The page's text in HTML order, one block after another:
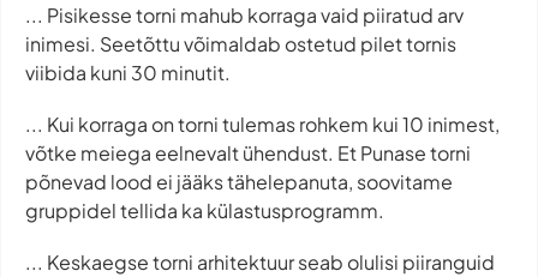
... Pisikesse torni mahub korraga vaid piiratud arv
inimesi. Seetõttu võimaldab ostetud pilet tornis
viibida kuni 30 minutit.
... Kui korraga on torni tulemas rohkem kui 10 inimest,
võtke meiega eelnevalt ühendust. Et Punase torni
põnevad lood ei jääks tähelepanuta, soovitame
gruppidel tellida ka külastusprogramm.
... Keskaegse torni arhitektuur seab olulisi piiranguid